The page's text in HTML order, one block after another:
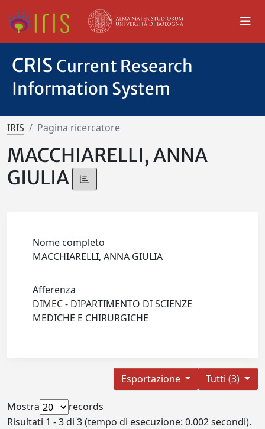
CRIS Current Research
Information System
IRIS Pagina ricercatore
MACCHIARELLI, ANNA
GIULIA
Nome completo
MACCHIARELLI, ANNA GIULIA
Afferenza
DIMEC - DIPARTIMENTO DI SCIENZE
MEDICHE E CHIRURGICHE
Tutti (3)
Esportazione
Mostra
records
Risultati 1 - 3 di 3 (tempo di esecuzione: 0.002 secondi).